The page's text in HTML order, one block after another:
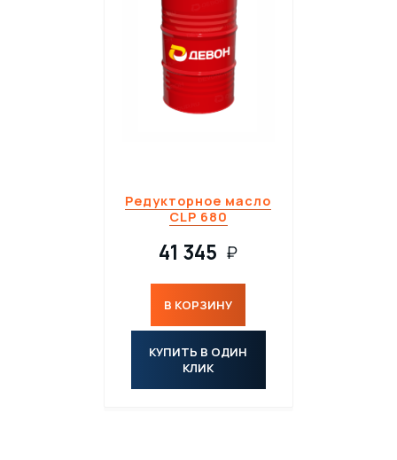
Редукторное масло
CLP 680
41 345 ₽
В КОРЗИНУ
КУПИТЬ В ОДИН
КЛИК